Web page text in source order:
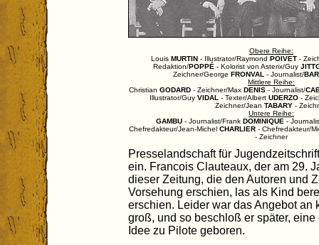
Obere Reihe:
Louis MURTIN- Illustrator/Raymond POIVET-
Redaktion/POPPÉ - Kolorist von Asterix/Guy
Zeichner/George FRONVAL - Journalist/
Mittlere Reihe:
Christian GODARD - Zeichner/Max DENIS - Journalist/
Illustrator/Guy VIDAL - Texter/Albert UDERZO-
Zeichner/Jean TABARY -
Untere Reihe:
GAMBU - Journalist/Frank DOMINIQUE -
Chefredakteur/Jean-Michel CHARLIER- Chefredakteur/
- Zeichner
Presselandschaft für
ein. Francois Clauteaux, der am 29.
dieser Zeitung, die den Autoren und
Vorsehung erschien, las als Kind
erschien. Leider war das Angebot
groß, und so beschloß er später,
Idee zu Pilote geboren.